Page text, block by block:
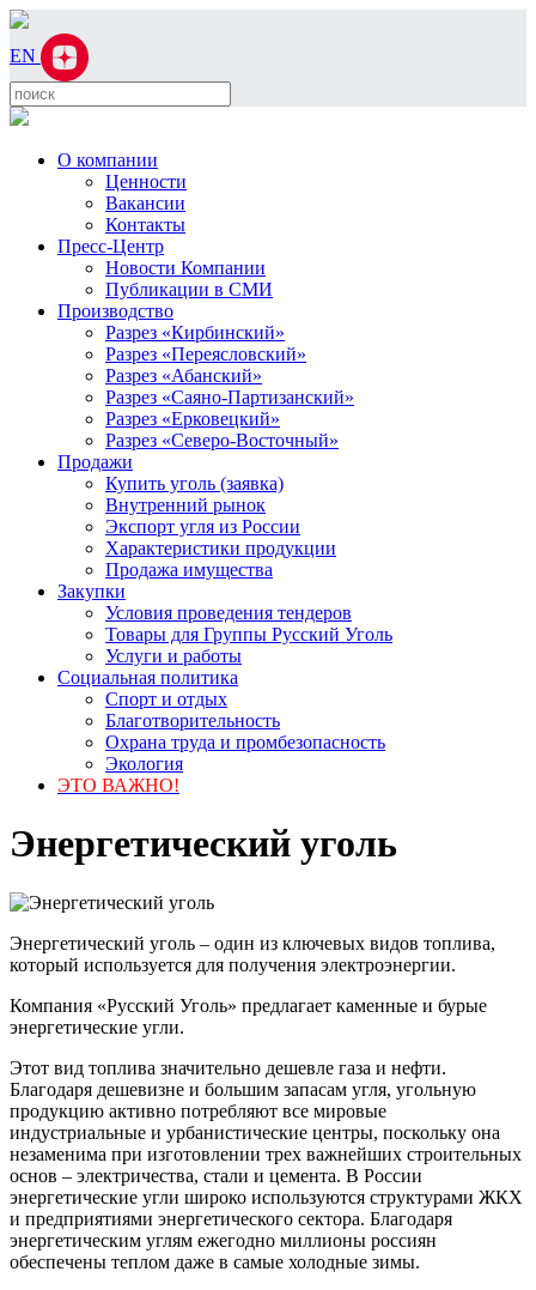
EN
О компании
Ценности
Вакансии
Контакты
Пресс-Центр
Новости Компании
Публикации в СМИ
Производство
Разрез «Кирбинский»
Разрез «Переясловский»
Разрез «Абанский»
Разрез «Саяно-Партизанский»
Разрез «Ерковецкий»
Разрез «Северо-Восточный»
Продажи
Купить уголь (заявка)
Внутренний рынок
Экспорт угля из России
Характеристики продукции
Продажа имущества
Закупки
Условия проведения тендеров
Товары для Группы Русский Уголь
Услуги и работы
Социальная политика
Спорт и отдых
Благотворительность
Охрана труда и промбезопасность
Экология
ЭТО ВАЖНО!
Энергетический уголь
Энергетический уголь – один из ключевых видов топлива,
который используется для получения электроэнергии.
Компания «Русский Уголь» предлагает каменные и бурые
энергетические угли.
Этот вид топлива значительно дешевле газа и нефти.
Благодаря дешевизне и большим запасам угля, угольную
продукцию активно потребляют все мировые
индустриальные и урбанистические центры, поскольку она
незаменима при изготовлении трех важнейших строительных
основ – электричества, стали и цемента. В России
энергетические угли широко используются структурами ЖКХ
и предприятиями энергетического сектора. Благодаря
энергетическим углям ежегодно миллионы россиян
обеспечены теплом даже в самые холодные зимы.